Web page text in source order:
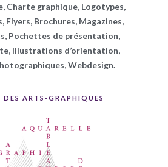
Charte graphique, Logotypes,
Flyers, Brochures, Magazines,
Pochettes de présentation,
Illustrations d’orientation,
Webdesign.
DES ARTS-GRAPHIQUES